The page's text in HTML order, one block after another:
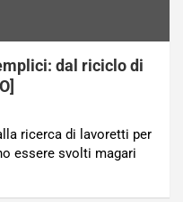
dal riciclo di
ricerca di lavoretti per
essere svolti magari